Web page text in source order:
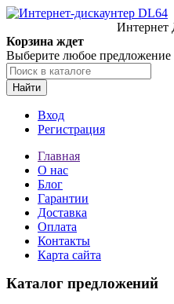
Интернет
Корзина ждет
Выберите любое предложение
Найти
Вход
Регистрация
Главная
О нас
Блог
Гарантии
Доставка
Оплата
Контакты
Карта сайта
Каталог предложений